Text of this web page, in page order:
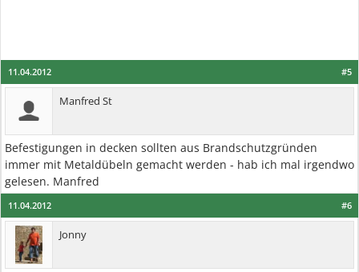
#5
11.04.2012
Manfred St
Befestigungen in decken sollten aus Brandschutzgründen
immer mit Metaldübeln gemacht werden - hab ich mal irgendwo
gelesen. Manfred
#6
11.04.2012
Jonny